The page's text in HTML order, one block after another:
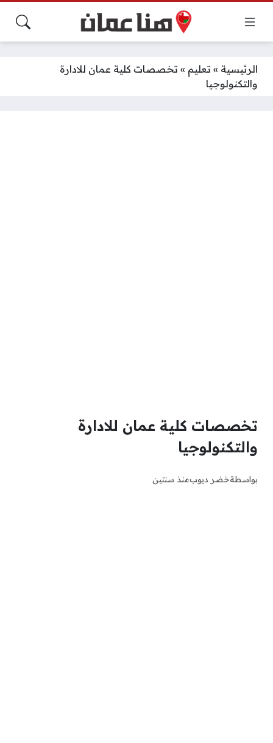
الرئيسية » تعليم » تخصصات كلية عمان للادارة
والتكنولوجيا
تخصصات كلية عمان للادارة
والتكنولوجيا
بواسطةخضر ديوبمنذ سنتين